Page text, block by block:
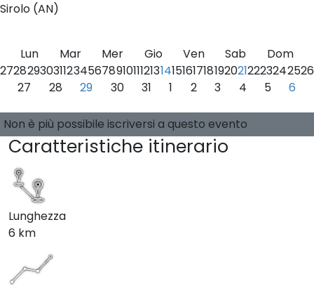
Sirolo (AN)
Lun Mar Mer Gio Ven Sab
Dom
27282930311234567891011121314151617181920212223242526
27
28 29 30 31 1 2 3 4 5 6
Non è più possibile iscriversi a questo evento
Caratteristiche itinerario
Lunghezza
6 km